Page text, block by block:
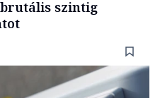
szintig